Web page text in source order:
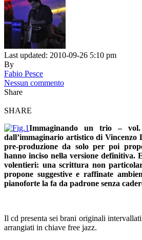
Last updated: 2010-09-26 5:10 pm
By
Fabio Pesce
Nessun commento
Share
SHARE
Immaginando un trio –
dall’immaginario artistico di Vincenzo
pre-produzione da solo per poi pro
hanno inciso nella versione definitiva.
volentieri: una scrittura non
propone suggestive e raffinate
pianoforte la fa da padrone senza
Il cd presenta sei brani originali
arrangiati in chiave free jazz.